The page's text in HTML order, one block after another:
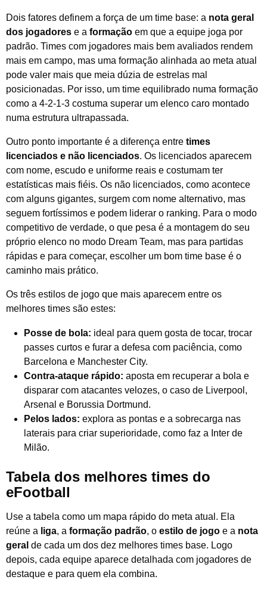
Dois fatores definem a força de um time base: a nota geral
dos jogadores e a formação em que a equipe joga por
padrão. Times com jogadores mais bem avaliados rendem
mais em campo, mas uma formação alinhada ao meta atual
pode valer mais que meia dúzia de estrelas mal
posicionadas. Por isso, um time equilibrado numa formação
como a 4-2-1-3 costuma superar um elenco caro montado
numa estrutura ultrapassada.
Outro ponto importante é a diferença entre times
licenciados e não licenciados. Os licenciados aparecem
com nome, escudo e uniforme reais e costumam ter
estatísticas mais fiéis. Os não licenciados, como acontece
com alguns gigantes, surgem com nome alternativo, mas
seguem fortíssimos e podem liderar o ranking. Para o modo
competitivo de verdade, o que pesa é a montagem do seu
próprio elenco no modo Dream Team, mas para partidas
rápidas e para começar, escolher um bom time base é o
caminho mais prático.
Os três estilos de jogo que mais aparecem entre os
melhores times são estes:
Posse de bola: ideal para quem gosta de tocar, trocar
passes curtos e furar a defesa com paciência, como
Barcelona e Manchester City.
Contra-ataque rápido: aposta em recuperar a bola e
disparar com atacantes velozes, o caso de Liverpool,
Arsenal e Borussia Dortmund.
Pelos lados: explora as pontas e a sobrecarga nas
laterais para criar superioridade, como faz a Inter de
Milão.
Tabela dos melhores times do
eFootball
Use a tabela como um mapa rápido do meta atual. Ela
reúne a liga, a formação padrão, o estilo de jogo e a nota
geral de cada um dos dez melhores times base. Logo
depois, cada equipe aparece detalhada com jogadores de
destaque e para quem ela combina.